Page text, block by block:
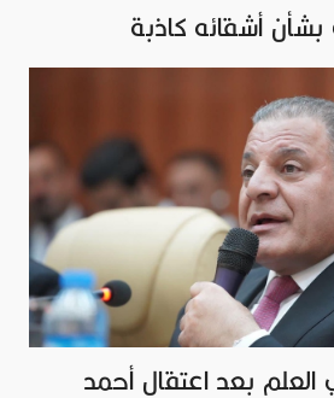
أشقائه كاذبة
بعد اعتقال أحمد